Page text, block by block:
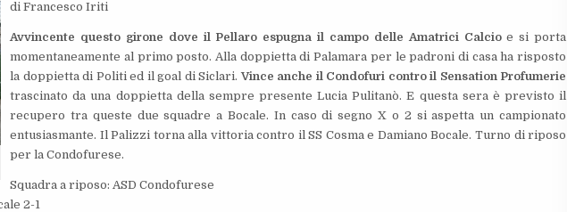
di Francesco Iriti
Avvincente questo girone dove il Pellaro espugna il campo delle Amatrici Calcioe si porta
momentaneamente al primo posto. Alla doppietta di Palamara per le padroni di casa ha risposto
la doppietta di Politi ed il goal di Siclari. Vince anche il Condofuri contro il Sensation Profumerie
trascinato da una doppietta della sempre presente Lucia Pulitanò. E questa sera è previsto il
recupero tra queste due squadre a Bocale. In caso di segno X o 2 si aspetta un campionato
entusiasmante. Il Palizzi torna alla vittoria contro il SS Cosma e Damiano Bocale. Turno di riposo
per la Condofurese.
Squadra a riposo: ASD Condofurese
2-1